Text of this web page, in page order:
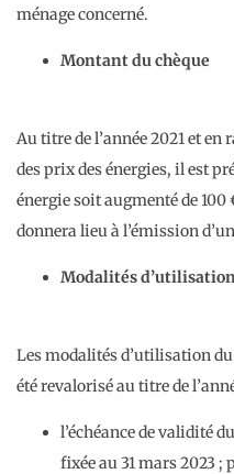
ménage concerné.
Montant du chèque
Au titre de l’année 2021 et
des prix des énergies, il est
énergie soit augmenté de
donnera lieu à l’émission
Modalités
Les modalités d’utilisation
été revalorisé au titre de
l’échéance de validité
fixée au 31 mars 2023 ;